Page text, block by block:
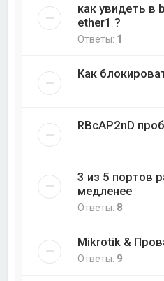
как увидеть в
ether1 ?
Ответы: 1
Как
RBcAP2nD
3 из 5 портов
медленее
Ответы: 8
Mikrotik &
Ответы: 9